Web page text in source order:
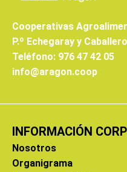
Cooperativas
P.º Echegaray y
Teléfono: 976 47 42 05
info@aragon.coop
INFORMACIÓN
Nosotros
Organigrama